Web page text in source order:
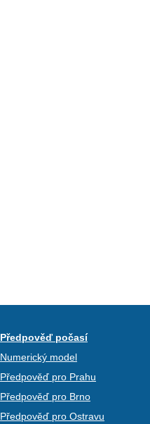
Předpověď počasí
Numerický model
Předpověď pro Prahu
Předpověď pro Brno
Předpověď pro Ostravu